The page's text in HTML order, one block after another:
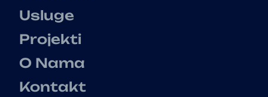
Usluge
Projekti
O Nama
Kontakt